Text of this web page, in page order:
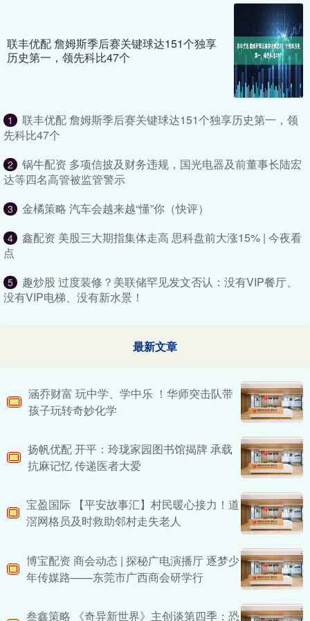
联丰优配 詹姆斯季后赛关键球达151个独享
历史第一，领先科比47个
1
联丰优配 詹姆斯季后赛关键球达151个独享历史第一，领
先科比47个
2
锅牛配资 多项信披及财务违规，国光电器及前董事长陆宏
达等四名高管被监管警示
3 金橘策略 汽车会越来越“懂”你（快评）
4
鑫配资 美股三大期指集体走高 思科盘前大涨15% | 今夜看
点
5
趣炒股 过度装修？美联储罕见发文否认：没有VIP餐厅、
没有VIP电梯、没有新水景！
最新文章
涵乔财富 玩中学、学中乐 ！华师突击队带
孩子玩转奇妙化学
扬帆优配 开平：玲珑家园图书馆揭牌 承载
抗麻记忆 传递医者大爱
宝盈国际 【平安故事汇】村民暖心接力！道
滘网格员及时救助邻村走失老人
博宝配资 商会动态 | 探秘广电演播厅 逐梦少
年传媒路——东莞市广西商会研学行
叁鑫策略 《奇异新世界》主创谈第四季：恐